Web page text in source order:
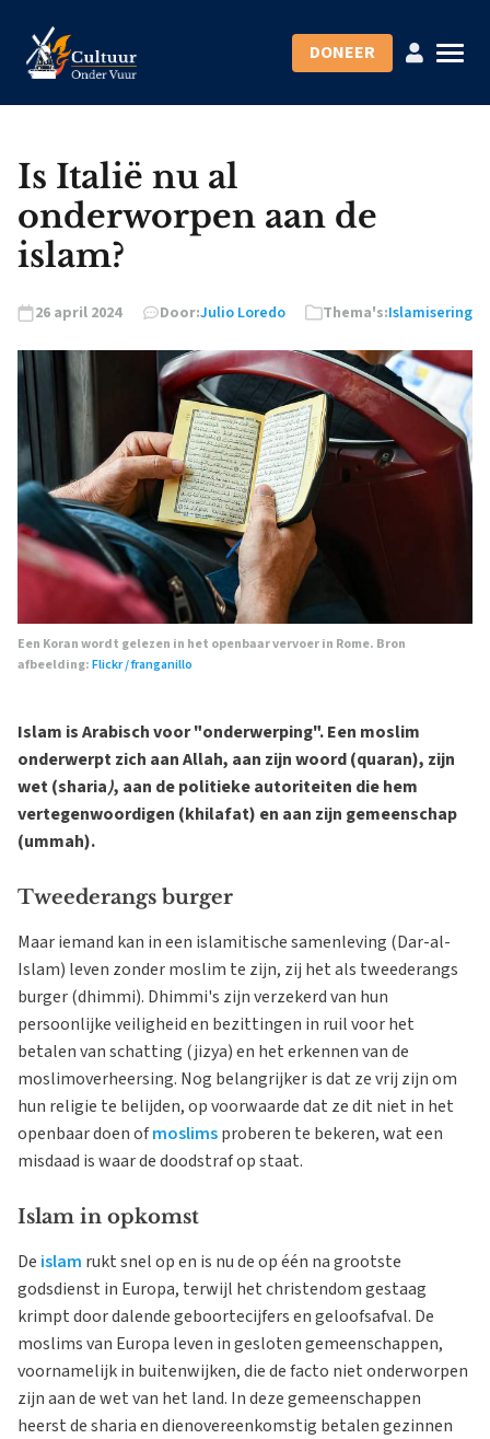
DONEER
Is Italië nu al
onderworpen aan de
islam?
26 april 2024 Door:Julio Loredo Thema's:Islamisering
Een Koran wordt gelezen in het openbaar vervoer in Rome. Bron
afbeelding:Flickr / franganillo
Islam is Arabisch voor "onderwerping". Een moslim
onderwerpt zich aan Allah, aan zijn woord (quaran), zijn
wet (sharia), aan de politieke autoriteiten die hem
vertegenwoordigen (khilafat) en aan zijn gemeenschap
(ummah).
Tweederangs burger
Maar iemand kan in een islamitische samenleving (Dar-al-
Islam) leven zonder moslim te zijn, zij het als tweederangs
burger (dhimmi). Dhimmi's zijn verzekerd van hun
persoonlijke veiligheid en bezittingen in ruil voor het
betalen van schatting (jizya) en het erkennen van de
moslimoverheersing. Nog belangrijker is dat ze vrij zijn om
hun religie te belijden, op voorwaarde dat ze dit niet in het
openbaar doen ofmoslimsproberen te bekeren, wat een
misdaad is waar de doodstraf op staat.
Islam in opkomst
De islam rukt snel op en is nu de op één na grootste
godsdienst in Europa, terwijl het christendom gestaag
krimpt door dalende geboortecijfers en geloofsafval. De
moslims van Europa leven in gesloten gemeenschappen,
voornamelijk in buitenwijken, die de facto niet onderworpen
zijn aan de wet van het land. In deze gemeenschappen
heerst de sharia en dienovereenkomstig betalen gezinnen